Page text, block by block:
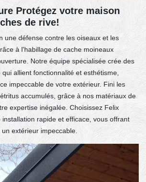
Protégez votre maison
de rive!
une défense contre les oiseaux et les
à l'habillage de cache moineaux
Notre équipe spécialisée crée des
allient fonctionnalité et esthétisme,
impeccable de votre extérieur. Fini les
accumulés, grâce à nos matériaux de
expertise inégalée. Choisissez Felix
rapide et efficace, vous offrant
extérieur impeccable.